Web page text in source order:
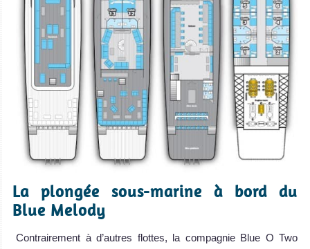
La plongée sous-marine à bord du
Blue Melody
Contrairement à d’autres flottes, la compagnie Blue O Two